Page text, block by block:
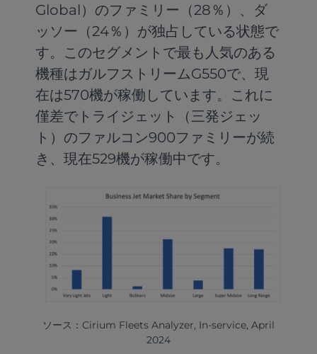
Global）のファミリー（28％）、ダ
ッソー（24％）が独占している状態で
す。このセグメントで最も人気のある
機種はガルフストリームG550で、現
在は570機が稼働しています。これに
僅差でトライジェット（三発ジェッ
ト）のファルコン900ファミリーが続
き、現在529機が稼働中です。
ソース：Cirium Fleets Analyzer, In-service, April
2024